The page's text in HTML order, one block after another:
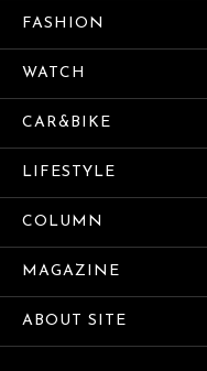
FASHION
WATCH
CAR&BIKE
LIFESTYLE
COLUMN
MAGAZINE
ABOUT SITE